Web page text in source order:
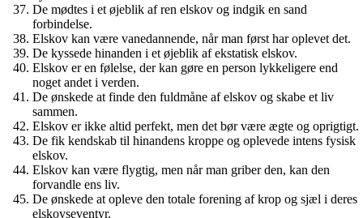
De mødtes i et øjeblik af ren elskov og indgik en sand
forbindelse.
Elskov kan være vanedannende, når man først har oplevet det.
De kyssede hinanden i et øjeblik af ekstatisk elskov.
Elskov er en følelse, der kan gøre en person lykkeligere end
noget andet i verden.
De ønskede at finde den fuldmåne af elskov og skabe et liv
sammen.
Elskov er ikke altid perfekt, men det bør være ægte og oprigtigt.
De fik kendskab til hinandens kroppe og oplevede intens fysisk
elskov.
Elskov kan være flygtig, men når man griber den, kan den
forvandle ens liv.
De ønskede at opleve den totale forening af krop og sjæl i deres
elskovseventyr.